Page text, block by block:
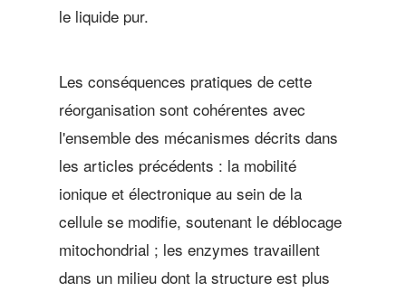
le liquide pur.
Les conséquences pratiques de cette
réorganisation sont cohérentes avec
l'ensemble des mécanismes décrits dans
les articles précédents : la mobilité
ionique et électronique au sein de la
cellule se modifie, soutenant le déblocage
mitochondrial ; les enzymes travaillent
dans un milieu dont la structure est plus